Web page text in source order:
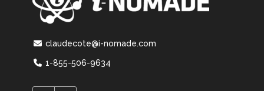
claudecote@i-nomade.com
1-855-506-9634